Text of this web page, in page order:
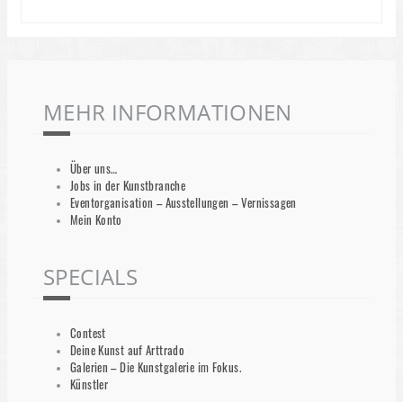
MEHR INFORMATIONEN
Über uns…
Jobs in der Kunstbranche
Eventorganisation – Ausstellungen – Vernissagen
Mein Konto
SPECIALS
Contest
Deine Kunst auf Arttrado
Galerien – Die Kunstgalerie im Fokus.
Künstler